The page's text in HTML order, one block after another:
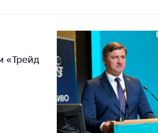
Пресс-служба
на сайте
Сообщить о росте
«Трейд